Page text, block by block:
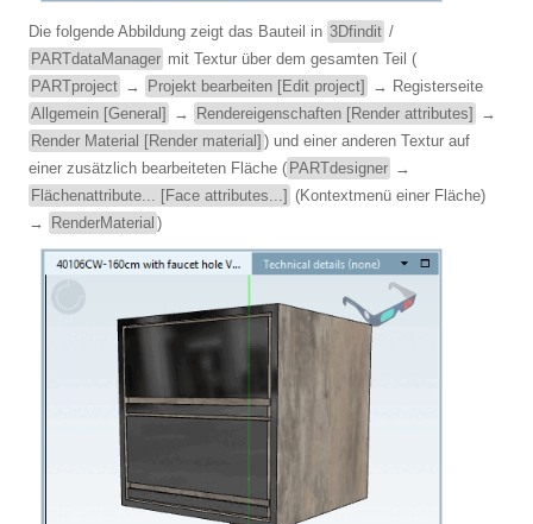
Die folgende Abbildung zeigt das Bauteil in 3Dfindit /
PARTdataManager mit Textur über dem gesamten Teil (
PARTproject → Projekt bearbeiten [Edit project]
→ Registerseite
Allgemein [General]
→ Rendereigenschaften [Render attributes]
→
Render Material [Render material] ) und einer anderen Textur auf
einer zusätzlich bearbeiteten Fläche ( PARTdesigner →
Flächenattribute... [Face attributes...] (Kontextmenü einer Fläche)
→
RenderMaterial )